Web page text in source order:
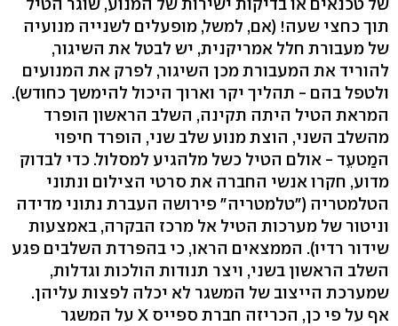
תוך כחצי שעה! (אם, למשל, מופעלים לשנייה מנועיה
של מעבורת חלל אמריקנית, יש לבטל את השיגור,
להוריד את המעבורת מכן השיגור, לפרק את המנועים
ולטפל בהם - תהליך יקר וארוך היכול להימשך כחודש).
המראת הטיל היתה תקינה, השלב הראשון הופרד
מהשלב השני, הוצת מנוע שלב שני, הופרד חיפוי
המַטעֵד - אולם הטיל כשל מלהגיע למסלול. כדי לבדוק
מדוע, חקרו אנשי החברה את סרטי הצילום ונתוני
הטלמטריה ("טלמטריה" פירושה העברת נתוני מדידה
וניטור של מערכות הטיל אל מרכז הבקרה, באמצעות
שידור רדיו). הממצאים הראו, כי בהפרדת השלבים פגע
השלב הראשון בשני, ויצר תנודות הולכות וגדלות,
שמערכת הייצוב של המשגר לא יכלה לפצות עליהן.
אף על פי כן, הכריזה חברת ספייס X על המשגר